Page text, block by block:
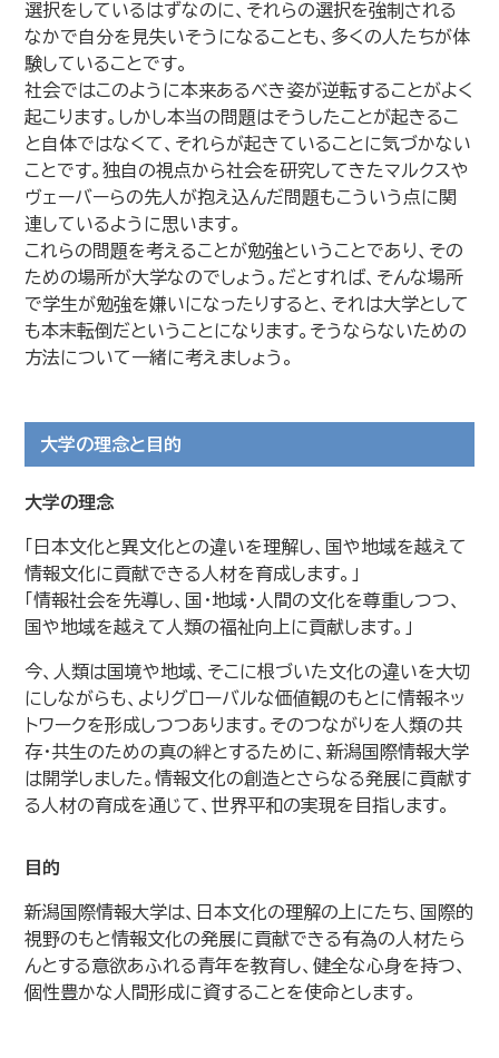
選択をしているはずなのに、それらの選択を強制される
なかで自分を見失いそうになることも、多くの人たちが体
験していることです。
社会ではこのように本来あるべき姿が逆転することがよく
起こります。しかし本当の問題はそうしたことが起きるこ
と自体ではなくて、それらが起きていることに気づかない
ことです。独自の視点から社会を研究してきたマルクスや
ヴェーバーらの先人が抱え込んだ問題もこういう点に関
連しているように思います。
これらの問題を考えることが勉強ということであり、その
ための場所が大学なのでしょう。だとすれば、そんな場所
で学生が勉強を嫌いになったりすると、それは大学として
も本末転倒だということになります。そうならないための
方法について一緒に考えましょう。
大学の理念と目的
大学の理念
「日本文化と異文化との違いを理解し、国や地域を越えて
情報文化に貢献できる人材を育成します。」
「情報社会を先導し、国・地域・人間の文化を尊重しつつ、
国や地域を越えて人類の福祉向上に貢献します。」
今、人類は国境や地域、そこに根づいた文化の違いを大切
にしながらも、よりグローバルな価値観のもとに情報ネッ
トワークを形成しつつあります。そのつながりを人類の共
存・共生のための真の絆とするために、新潟国際情報大学
は開学しました。情報文化の創造とさらなる発展に貢献す
る人材の育成を通じて、世界平和の実現を目指します。
目的
新潟国際情報大学は、日本文化の理解の上にたち、国際的
視野のもと情報文化の発展に貢献できる有為の人材たら
んとする意欲あふれる青年を教育し、健全な心身を持つ、
個性豊かな人間形成に資することを使命とします。